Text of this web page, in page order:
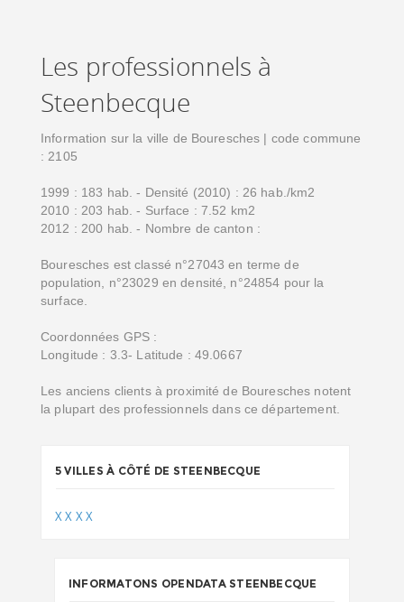
Les professionnels à
Steenbecque
Information sur la ville de Bouresches | code commune
: 2105
1999 : 183 hab. - Densité (2010) : 26 hab./km2
2010 : 203 hab. - Surface : 7.52 km2
2012 : 200 hab. - Nombre de canton :
Bouresches est classé n°27043 en terme de
population, n°23029 en densité, n°24854 pour la
surface.
Coordonnées GPS :
Longitude : 3.3- Latitude : 49.0667
Les anciens clients à proximité de Bouresches notent
la plupart des professionnels dans ce département.
5 VILLES À CÔTÉ DE STEENBECQUE
XX XX
INFORMATONS OPENDATA STEENBECQUE